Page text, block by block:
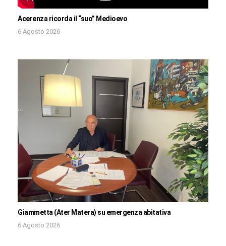
Acerenza ricorda il “suo” Medioevo
6 Agosto 2026
Giammetta (Ater Matera) su emergenza abitativa
6 Agosto 2026